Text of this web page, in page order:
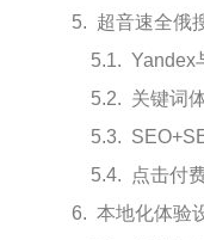
超音速全俄
Yandex
关键词
点击付
本地化体验